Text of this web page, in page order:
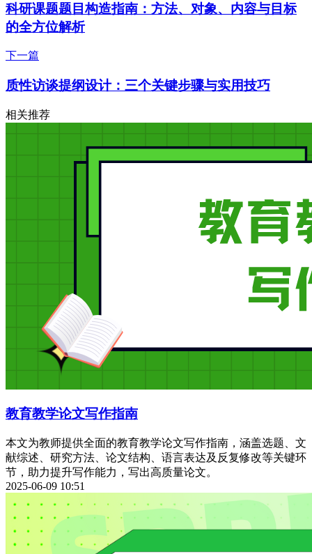
科研课题题目构造指南：方法、对象、内容与目标
的全方位解析
下一篇
质性访谈提纲设计：三个关键步骤与实用技巧
相关推荐
教育教学论文写作指南
本文为教师提供全面的教育教学论文写作指南，涵盖选题、文
献综述、研究方法、论文结构、语言表达及反复修改等关键环
节，助力提升写作能力，写出高质量论文。
2025-06-09 10:51